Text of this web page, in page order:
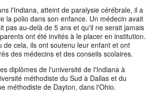
l'Indiana, atteint de paralysie cérébrale, il a
la polio dans son enfance. Un médecin avait
pas au-delà de 5 ans et qu'il ne serait jamais
ont été invités à le placer en institution.
de cela, ils ont soutenu leur enfant et ont
des médecins et des conseils scolaires.
diplômes de l'université de l'Indiana à
méthodiste du Sud à Dallas et du
méthodiste de Dayton, dans l'Ohio.